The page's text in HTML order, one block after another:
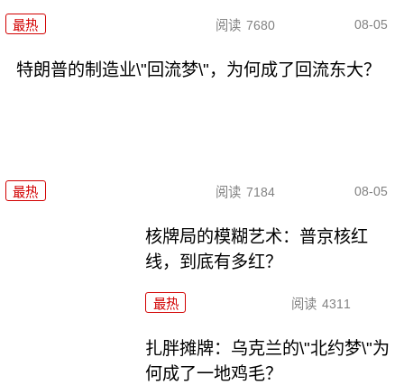
最热 阅读 7680 08-05
特朗普的制造业\"回流梦\"，为何成了回流东大？
最热 阅读 7184 08-05
核牌局的模糊艺术：普京核红
线，到底有多红？
最热 阅读 4311
扎胖摊牌：乌克兰的\"北约梦\"为
何成了一地鸡毛？